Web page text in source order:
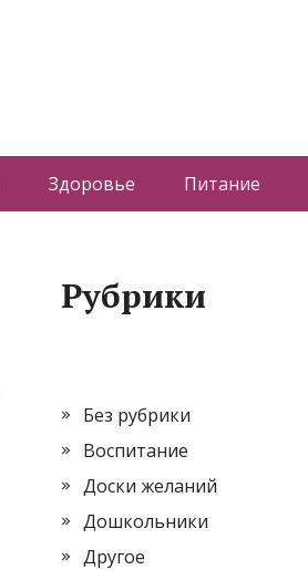
Здоровье Питание
Рубрики
Без рубрики
Воспитание
Доски желаний
Дошкольники
Другое